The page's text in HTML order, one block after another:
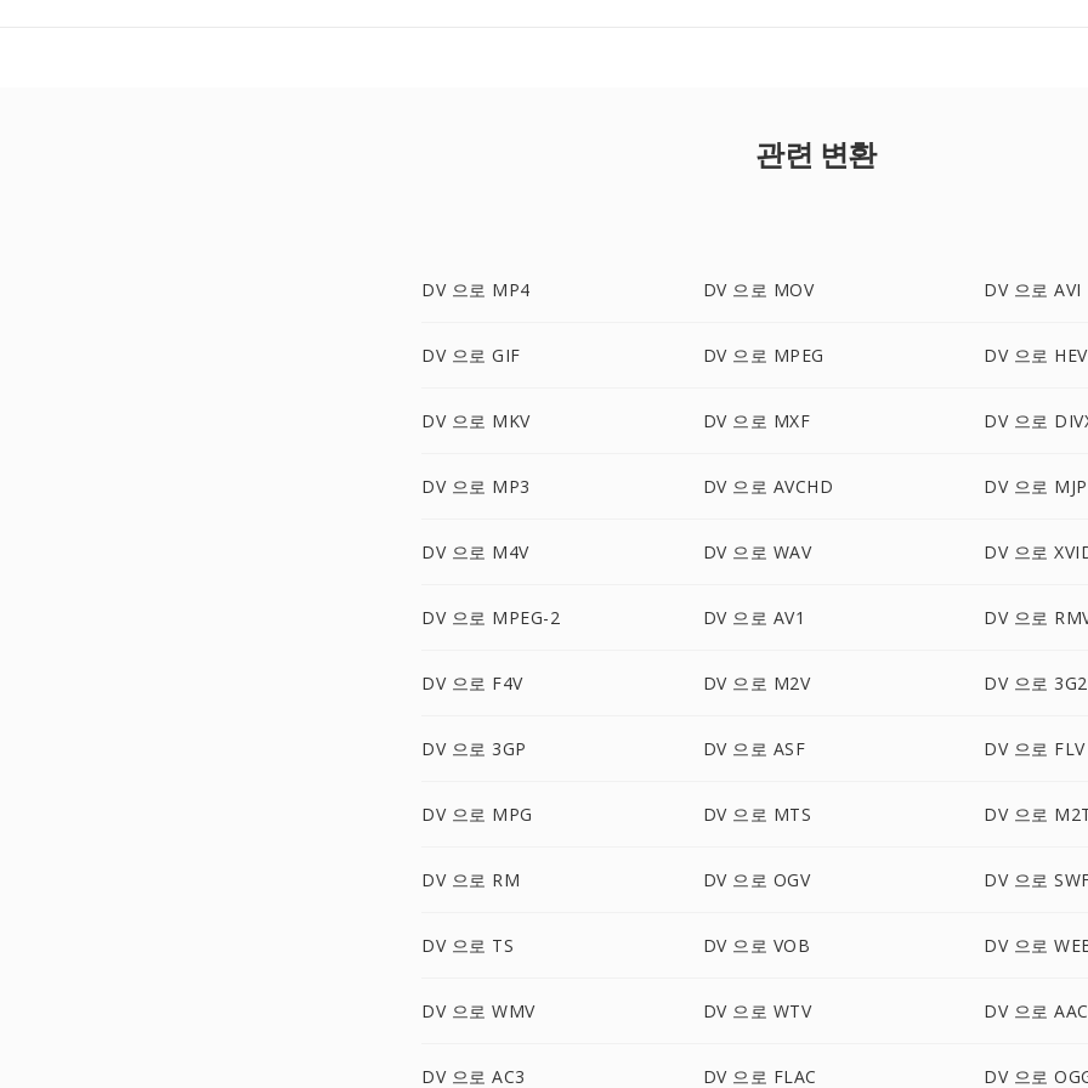
관련 변환
DV 으로 MP4 DV 으로 MOV DV 으로 AVI
DV 으로 GIF DV 으로 MPEG DV 으로
DV 으로 MKV DV 으로 MXF DV 으로
DV 으로 MP3 DV 으로 AVCHD DV 으로
DV 으로 M4V DV 으로 WAV DV 으로
DV 으로 MPEG-2 DV 으로 AV1 DV 으로
DV 으로 F4V DV 으로 M2V DV 으로 3G2
DV 으로 3GP DV 으로 ASF DV 으로 FLV
DV 으로 MPG DV 으로 MTS DV 으로
DV 으로 RM DV 으로 OGV DV 으로
DV 으로 TS DV 으로 VOB DV 으로
DV 으로 WMV DV 으로 WTV DV 으로 AAC
DV 으로 AC3 DV 으로 FLAC DV 으로